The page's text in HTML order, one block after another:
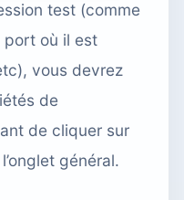
test (comme
port où il est
vous devrez
de
de cliquer sur
général.